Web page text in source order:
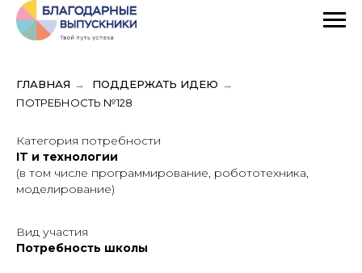
ГЛАВНАЯ → ПОДДЕРЖАТЬ ИДЕЮ →
ПОТРЕБНОСТЬ №128
Категория потребности
IT и технологии
(в том числе программирование, робототехника,
моделирование)
Вид участия
Потребность школы